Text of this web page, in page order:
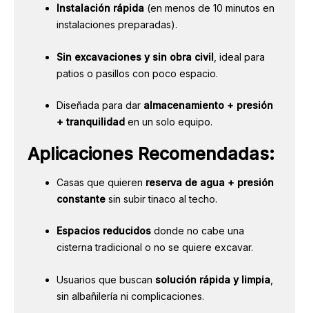
Instalación rápida (en menos de 10 minutos en
instalaciones preparadas).
Sin excavaciones y sin obra civil , ideal para
patios o pasillos con poco espacio.
Diseñada para dar almacenamiento + presión
+ tranquilidad en un solo equipo.
Aplicaciones Recomendadas:
Casas que quieren reserva de agua + presión
constante sin subir tinaco al techo.
Espacios reducidos donde no cabe una
cisterna tradicional o no se quiere excavar.
Usuarios que buscan solución rápida y limpia
sin albañilería ni complicaciones.